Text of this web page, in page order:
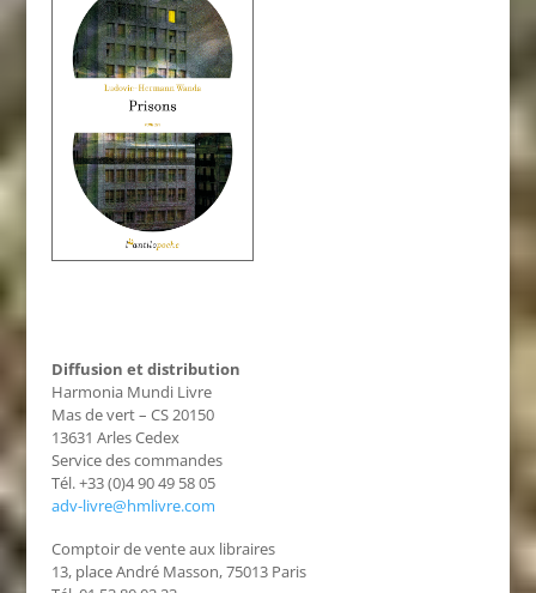
Diffusion et distribution
Harmonia Mundi Livre
Mas de vert – CS 20150
13631 Arles Cedex
Service des commandes
Tél. +33 (0)4 90 49 58 05
adv-livre@hmlivre.com
Comptoir de vente aux libraires
13, place André Masson, 75013 Paris